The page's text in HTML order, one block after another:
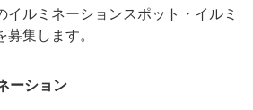
イルミネーションスポット・イルミ
集します。
ーション